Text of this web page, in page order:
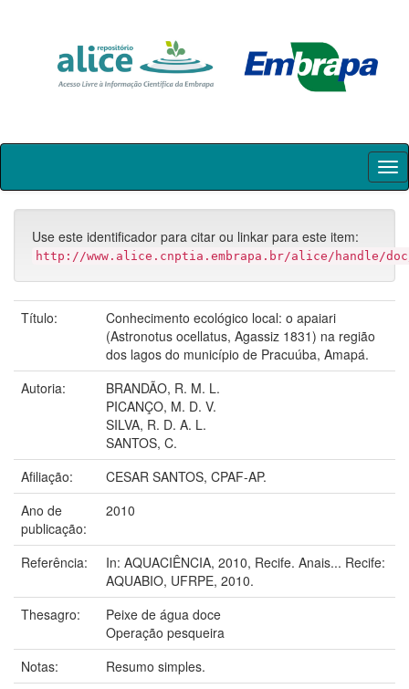
Skip
Use este identificador para citar ou linkar para este item:
http://www.alice.cnptia.embrapa.br/alice/handle/
Título:
Conhecimento ecológico local: o apaiari
(Astronotus ocellatus, Agassiz 1831) na região
dos lagos do município de Pracuúba, Amapá.
Autoria:
BRANDÃO, R. M. L.
PICANÇO, M. D. V.
SILVA, R. D. A. L.
SANTOS, C.
Afiliação:
CESAR SANTOS, CPAF-AP.
Ano de
publicação:
2010
Referência:
In: AQUACIÊNCIA, 2010, Recife. Anais... Recife:
AQUABIO, UFRPE, 2010.
Thesagro:
Peixe de água doce
Operação pesqueira
Notas:
Resumo simples.